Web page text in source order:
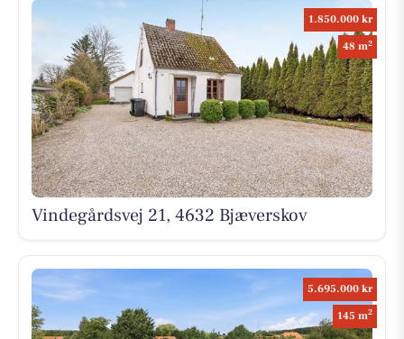
1.850.000 kr
48 m2
Vindegårdsvej 21, 4632 Bjæverskov
5.695.000 kr
145 m2